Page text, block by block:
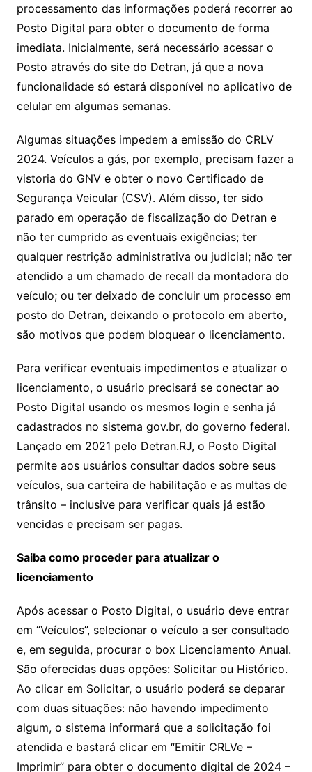
processamento das informações poderá recorrer ao
Posto Digital para obter o documento de forma
imediata. Inicialmente, será necessário acessar o
Posto através do site do Detran, já que a nova
funcionalidade só estará disponível no aplicativo de
celular em algumas semanas.
Algumas situações impedem a emissão do CRLV
2024. Veículos a gás, por exemplo, precisam fazer a
vistoria do GNV e obter o novo Certificado de
Segurança Veicular (CSV). Além disso, ter sido
parado em operação de fiscalização do Detran e
não ter cumprido as eventuais exigências; ter
qualquer restrição administrativa ou judicial; não ter
atendido a um chamado de recall da montadora do
veículo; ou ter deixado de concluir um processo em
posto do Detran, deixando o protocolo em aberto,
são motivos que podem bloquear o licenciamento.
Para verificar eventuais impedimentos e atualizar o
licenciamento, o usuário precisará se conectar ao
Posto Digital usando os mesmos login e senha já
cadastrados no sistema gov.br, do governo federal.
Lançado em 2021 pelo Detran.RJ, o Posto Digital
permite aos usuários consultar dados sobre seus
veículos, sua carteira de habilitação e as multas de
trânsito – inclusive para verificar quais já estão
vencidas e precisam ser pagas.
Saiba como proceder para atualizar o
licenciamento
Após acessar o Posto Digital, o usuário deve entrar
em “Veículos”, selecionar o veículo a ser consultado
e, em seguida, procurar o box Licenciamento Anual.
São oferecidas duas opções: Solicitar ou Histórico.
Ao clicar em Solicitar, o usuário poderá se deparar
com duas situações: não havendo impedimento
algum, o sistema informará que a solicitação foi
atendida e bastará clicar em “Emitir CRLVe –
Imprimir” para obter o documento digital de 2024 –